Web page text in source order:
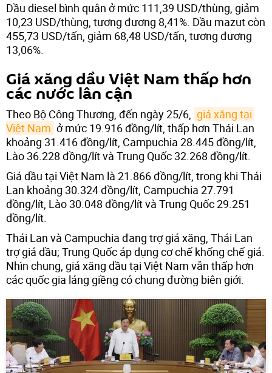
Dầu diesel bình quân ở mức 111,39 USD/thùng, giảm
10,23 USD/thùng, tương đương 8,41%. Dầu mazut còn
455,73 USD/tấn, giảm 68,48 USD/tấn, tương đương
13,06%.
Giá xăng dầu Việt Nam thấp hơn
các nước lân cận
Theo Bộ Công Thương, đến ngày 25/6, giá xăng tại
Việt Nam ở mức 19.916 đồng/lít, thấp hơn Thái Lan
khoảng 31.416 đồng/lít, Campuchia 28.445 đồng/lít,
Lào 36.228 đồng/lít và Trung Quốc 32.268 đồng/lít.
Giá dầu tại Việt Nam là 21.866 đồng/lít, trong khi Thái
Lan khoảng 30.324 đồng/lít, Campuchia 27.791
đồng/lít, Lào 30.048 đồng/lít và Trung Quốc 29.251
đồng/lít.
Thái Lan và Campuchia đang trợ giá xăng, Thái Lan
trợ giá dầu; Trung Quốc áp dụng cơ chế khống chế giá.
Nhìn chung, giá xăng dầu tại Việt Nam vẫn thấp hơn
các quốc gia láng giềng có chung đường biên giới.